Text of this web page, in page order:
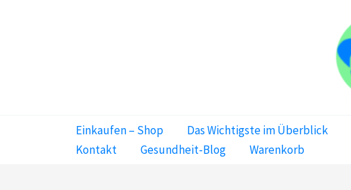
Einkaufen – Shop Das Wichtigste im Überblick
Kontakt
Gesundheit-Blog Warenkorb